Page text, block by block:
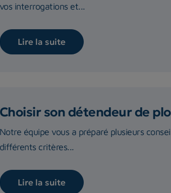
vos interrogations et...
Lire la suite
Choisir son détendeur de
Notre équipe vous a préparé plusieurs
différents critères...
Lire la suite